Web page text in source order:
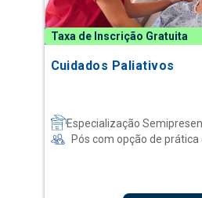
Taxa de Inscrição Gratuita
Cuidados Paliativos
Especialização
Pós com opção de